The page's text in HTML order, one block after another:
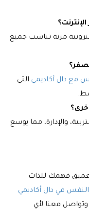
مرنة تناسب جميع
مع دال أكاديمي التي
والإدارة، مما يوسع
فهمك للذات
في دال أكاديمي
معنا لأي